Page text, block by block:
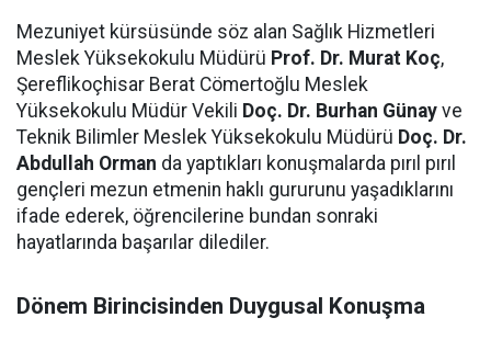
Mezuniyet kürsüsünde söz alan Sağlık Hizmetleri
Meslek Yüksekokulu Müdürü Prof. Dr. Murat Koç,
Şereflikoçhisar Berat Cömertoğlu Meslek
Yüksekokulu Müdür Vekili Doç. Dr. Burhan Günay ve
Teknik Bilimler Meslek Yüksekokulu Müdürü Doç. Dr.
Abdullah Orman da yaptıkları konuşmalarda pırıl pırıl
gençleri mezun etmenin haklı gururunu yaşadıklarını
ifade ederek, öğrencilerine bundan sonraki
hayatlarında başarılar dilediler.
Dönem Birincisinden Duygusal Konuşma